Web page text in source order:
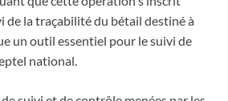
de la traçabilité du bétail destiné à
un outil essentiel pour le suivi de
national.